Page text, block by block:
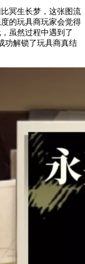
冥生长梦，这张图流
的玩具商玩家会觉得
虽然过程中遇到了
功解锁了玩具商真结